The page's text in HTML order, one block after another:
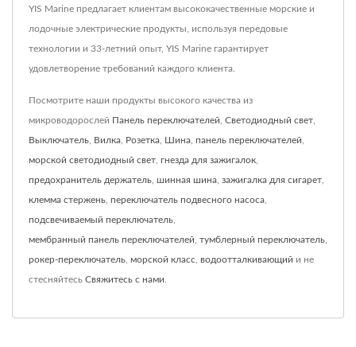
YIS Marine предлагает клиентам высококачественные морские и
лодочные электрические продукты, используя передовые
технологии и 33-летний опыт, YIS Marine гарантирует
удовлетворение требований каждого клиента.
Посмотрите наши продукты высокого качества из
микроводорослей Панель переключателей Светодиодный свет
Выключатель Вилка Розетка Шина панель переключателей
морской светодиодный свет гнезда для зажигалок
предохранитель держатель шинная шина зажигалка для сигарет
клемма стержень переключатель подвесного насоса
подсвечиваемый переключатель
мембранный панель переключателей тумблерный переключатель
рокер-переключатель морской класс водоотталкивающий и не
стесняйтесь Свяжитесь с нами